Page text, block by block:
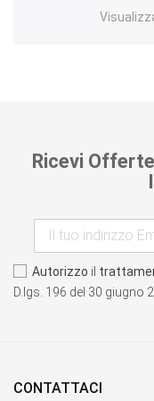
Ricevi
Autorizzo il
D.lgs. 196 del 30 giugno
CONTATTACI